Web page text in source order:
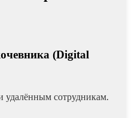
(Digital
удалённым сотрудникам.